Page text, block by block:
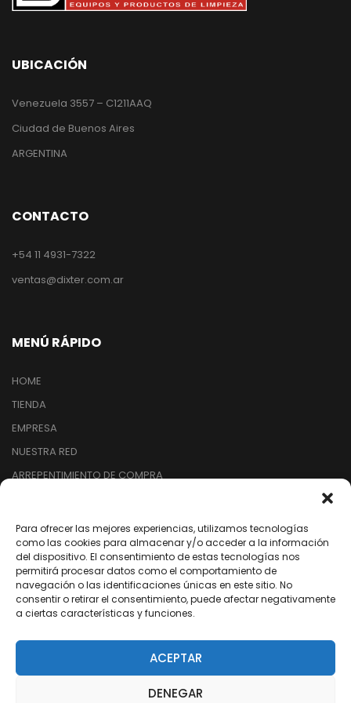
Para ofrecer las mejores experiencias, utilizamos tecnologías
como las cookies para almacenar y/o acceder a la información
del dispositivo. El consentimiento de estas tecnologías nos
permitirá procesar datos como el comportamiento de
navegación o las identificaciones únicas en este sitio. No
consentir o retirar el consentimiento, puede afectar negativamente
a ciertas características y funciones.
ACEPTAR
DENEGAR
UBICACIÓN
Venezuela 3557 – C1211AAQ
Ciudad de Buenos Aires
ARGENTINA
CONTACTO
+54 11 4931-7322
ventas@dixter.com.ar
MENÚ RÁPIDO
HOME
TIENDA
EMPRESA
NUESTRA RED
ARREPENTIMIENTO DE COMPRA
SEGUINOS EN REDES
/dixter.arg
/dixter.arg
/dixter-sa
/Youtube